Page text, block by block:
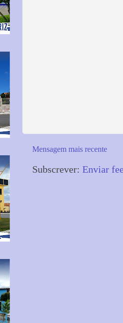
Mensagem mais recente
Subscrever: Enviar